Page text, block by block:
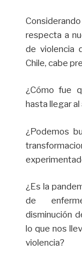
respecta a
de violencia
Chile, cabe
¿Cómo fue
hasta llegar
¿Podemos
¿Es la
de
disminución
lo que nos
violencia?